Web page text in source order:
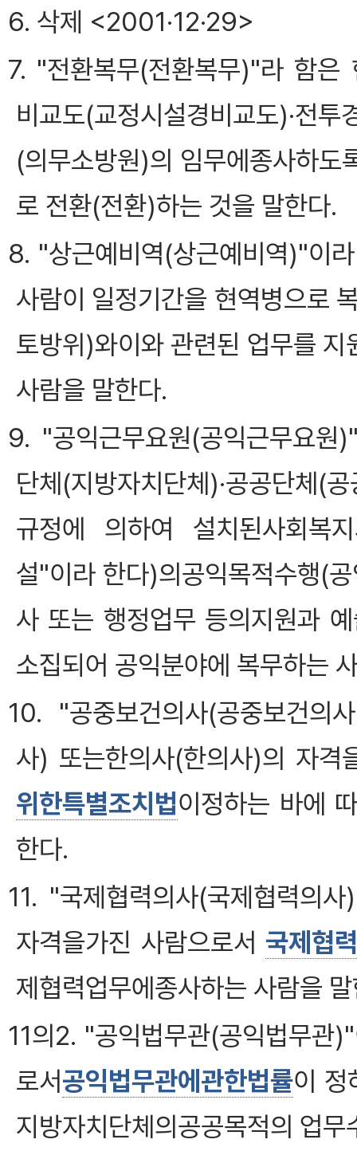
6. 삭제 <2001·12·29>
7. "전환복무(전환복무)"라 함은
비교도(교정시설경비교도)·전
(의무소방원)의 임무에종사하도
로 전환(전환)하는 것을 말한다.
8. "상근예비역(상근예비역)"이
사람이 일정기간을 현역병으로
토방위)와이와 관련된 업무를
사람을 말한다.
9. "공익근무요원(공익근무요원
단체(지방자치단체)·공공단체(
규정에 의하여 설치된사회복
설"이라 한다)의공익목적수행(공
사 또는 행정업무 등의지원과
소집되어 공익분야에 복무하는
10. "공중보건의사(공중보건의
사) 또는한의사(한의사)의 자
위한특별조치법이정하는 바에
한다.
11. "국제협력의사(국제협력의
자격을가진 사람으로서 국제협
제협력업무에종사하는 사람을
11의2. "공익법무관(공익법무관
로서공익법무관에관한법률이 정
지방자치단체의공공목적의 업